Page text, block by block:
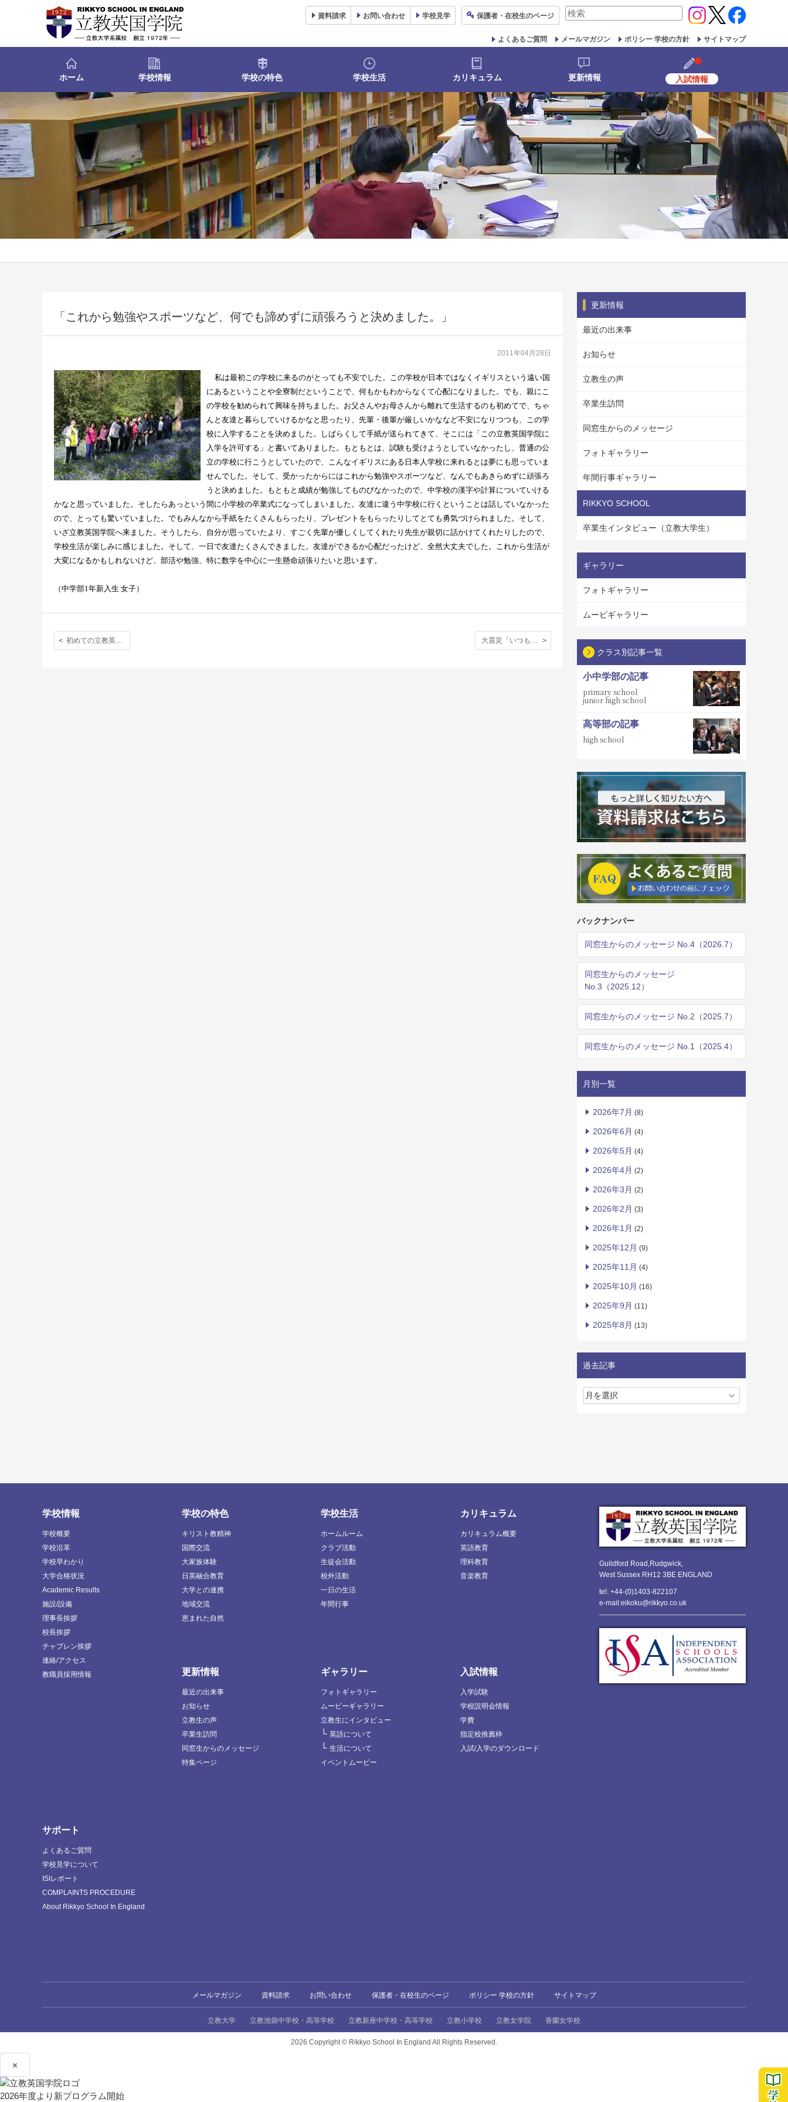
資料請求 お問い合わせ 学校見学 保護者 ・在校生のページ
検
対
象:
よくあるご質問 メールマガジン ポリシー 学校の方針 サイトマップ
ホーム 学校情報 学校の特色 学校生活 カリキュラム 更新情報 入試情報
「これから勉強やスポーツなど、何でも諦めずに頑張ろうと決めました。」
2011年04月28日
私は最初この学校に来るのがとっても不安でした。この学校が日本ではなくイギリスという遠い国
にあるということや全寮制だということで、何もかもわからなくて心配になりました。でも、親にこ
の学校を勧められて興味を持ちました。お父さんやお母さんから離れて生活するのも初めてで、ちゃ
んと友達と暮らしていけるかなと思ったり、先輩・後輩が厳しいかななど不安になりつつも、この学
校に入学することを決めました。しばらくして手紙が送られてきて、そこには「この立教英国学院に
入学を許可する」と書いてありました。もともとは、試験も受けようとしていなかったし、普通の公
立の学校に行こうとしていたので、こんなイギリスにある日本人学校に来れるとは夢にも思っていま
せんでした。そして、受かったからにはこれから勉強やスポーツなど、なんでもあきらめずに頑張ろ
うと決めました。もともと成績が勉強してものびなかったので、中学校の漢字や計算についていける
かなと思っていました。そしたらあっという間に小学校の卒業式になってしまいました。友達に違う中学校に行くということは話していなかった
ので、とっても驚いていました。でもみんなから手紙をたくさんもらったり、プレゼントをもらったりしてとても勇気づけられました。そして、
いざ立教英国学院へ来ました。そうしたら、自分が思っていたより、すごく先輩が優しくしてくれたり先生が親切に話かけてくれたりしたので、
学校生活が楽しみに感じました。そして、一日で友達たくさんできました。友達ができるか心配だったけど、全然大丈夫でした。これから生活が
大変になるかもしれないけど、部活や勉強、特に数学を中心に一生懸命頑張りたいと思います。
（中学部1年新入生 女子）
初めての立教英国学院「同じ学年の人が多かったので今はもうみんな友達です。」 大震災「いつもは全く意識していなかった日本人の心の温かさを感じました。」
更新情報
最近の出来事
お知らせ
立教生の声
卒業生訪問
同窓生からのメッセージ
フォトギャラリー
年間行事ギャラリー
RIKKYO SCHOOL
卒業生インタビュー（立教大学生）
ギャラリー
フォトギャラリー
ムービギャラリー
クラス別記事一覧
小中学部の記事
primary school
junior high school
高等部の記事
high school
バックナンバー
同窓生からのメッセージ No.4（2026.7）
同窓生からのメッセージ
No.3（2025.12）
同窓生からのメッセージ No.2（2025.7）
同窓生からのメッセージ No.1（2025.4）
月別一覧
2026年7月 (8)
2026年6月 (4)
2026年5月 (4)
2026年4月 (2)
2026年3月 (2)
2026年2月 (3)
2026年1月 (2)
2025年12月 (9)
2025年11月 (4)
2025年10月 (16)
2025年9月 (11)
2025年8月 (13)
過去記事
Guildford Road,Rudgwick,
West Sussex RH12 3BE ENGLAND
tel: +44-(0)1403-822107
e-mail:eikoku@rikkyo.co.uk
学校情報
学校概要
学校沿革
学校早わかり
大学合格状況
Academic Results
施設/設備
理事長挨拶
校長挨拶
チャプレン挨拶
連絡/アクセス
教職員採用情報
学校の特色
キリスト教精神
国際交流
大家族体験
日英融合教育
大学との連携
地域交流
恵まれた自然
学校生活
ホームルーム
クラブ活動
生徒会活動
校外活動
一日の生活
年間行事
カリキュラム
カリキュラム概要
英語教育
理科教育
音楽教育
更新情報
最近の出来事
お知らせ
立教生の声
卒業生訪問
同窓生からのメッセージ
特集ページ
ギャラリー
フォトギャラリー
ムービーギャラリー
立教生にインタビュー
└ 英語について
└ 生活について
イベントムービー
入試情報
入学試験
学校説明会情報
学費
指定校推薦枠
入試/入学のダウンロード
サポート
よくあるご質問
学校見学について
ISIレポート
COMPLAINTS PROCEDURE
About Rikkyo School In England
メールマガジン 資料請求 お問い合わせ 保護者・在校生のページ ポリシー 学校の方針 サイトマップ
立教大学 立教池袋中学校・高等学校 立教新座中学校・高等学校 立教小学校 立教女学院 香蘭女学校
2026 Copyright © Rikkyo School In England All Rights Reserved.
×
2026年度より新プログラム開始